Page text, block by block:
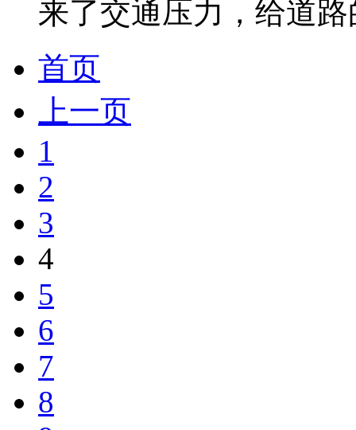
来了交通压力，给道
首页
上一页
1
2
3
4
5
6
7
8